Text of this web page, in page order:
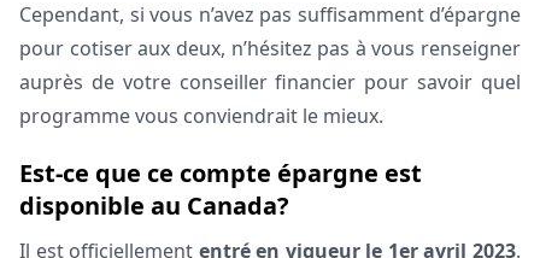
Cependant, si vous n’avez pas suffisamment d’épargne
pour cotiser aux deux, n’hésitez pas à vous renseigner
auprès de votre conseiller financier pour savoir quel
programme vous conviendrait le mieux.
Est-ce que ce compte épargne est
disponible au Canada?
Il est officiellement entré en vigueur le 1er avril 2023.